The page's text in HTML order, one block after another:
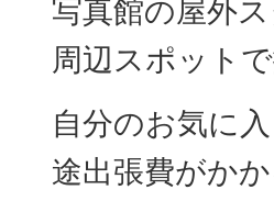
周辺スポット
自分のお気に
途出張費がかか